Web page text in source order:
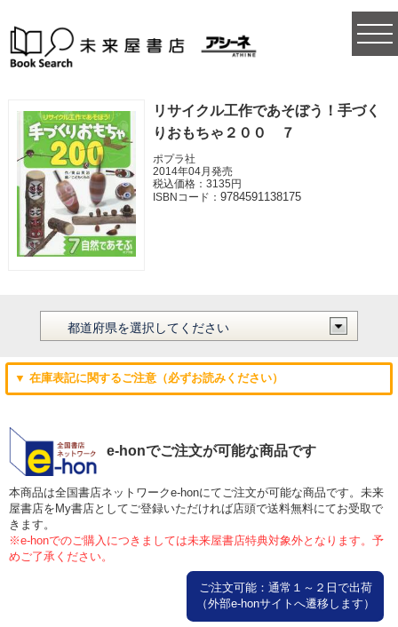
リサイクル工作であそぼう！手づく
りおもちゃ２００ ７
ポプラ社
2014年04月発売
税込価格：3135円
ISBNコード：9784591138175
▼ 在庫表記に関するご注意（必ずお読みください）
e-honでご注文が可能な商品です
本商品は全国書店ネットワークe-honにてご注文が可能な商品です。未来
屋書店をMy書店としてご登録いただければ店頭で送料無料にてお受取で
きます。
※e-honでのご購入につきましては未来屋書店特典対象外となります。予
めご了承ください。
ご注文可能：通常１～２日で出荷
（外部e-honサイトへ遷移します）